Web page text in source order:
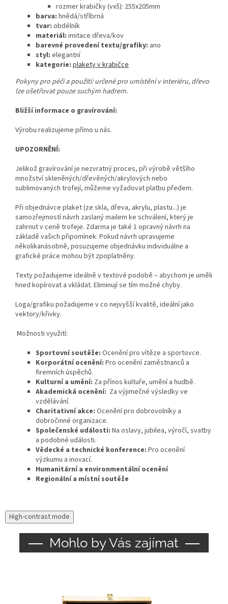
rozmer krabičky (vxš): 255x205mm
barva: hnědá/stříbrná
tvar: obdélník
materiál: imitace dřeva/kov
barevné provedení textu/grafiky: ano
styl: elegantní
kategorie: plakety v krabičce
Pokyny pro péči a použití: určené pro umístění v interiéru, dřevo
lze ošetřovat pouze suchým hadrem.
Bližší informace o gravírování:
Výrobu realizujeme přímo u nás.
UPOZORNĚNÍ:
Jelikož gravírování je nezvratný proces, při výrobě většího
množství skleněných/dřevěných/akrylových nebo
sublimovaných trofejí, můžeme vyžadovat platbu předem.
Při objednávce plaket (ze skla, dřeva, akrylu, plastu...) je
samozřejmostí návrh zaslaný mailem ke schválení, který je
zahrnut v ceně trofeje. Zdarma je také 1 opravný návrh na
základě vašich připomínek. Pokud návrh upravujeme
několikanásobně, posuzujeme objednávku individuálne a
grafické práce mohou být zpoplatněny.
Texty požadujeme ideálně v textové podobě – abychom je uměli
hned kopírovat a vkládat. Eliminují se tím možné chyby.
Loga/grafiku požadujeme v co nejvyšší kvalitě, ideální jako
vektory/křivky.
Možnosti využití:
Sportovní soutěže: Ocenění pro vítěze a sportovce.
Korporátní ocenění: Pro ocenění zaměstnanců a
firemních úspěchů.
Kulturní a umění: Za přínos kultuře, umění a hudbě.
Akademická ocenění: Za výjimečné výsledky ve
vzdělávání.
Charitativní akce: Ocenění pro dobrovolníky a
dobročinné organizace.
Společenské události: Na oslavy, jubilea, výročí, svatby
a podobné události.
Vědecké a technické konference: Pro ocenění
výzkumu a inovací.
Humanitární a environmentální ocenění
Regionální a místní soutěže
High-contrast mode
Mohlo by Vás zajímat